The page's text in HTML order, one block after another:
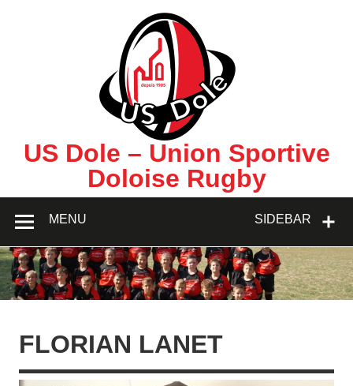
US Dole – Union Sportive
Doloise Rugby
SIDEBAR
MENU
FLORIAN LANET